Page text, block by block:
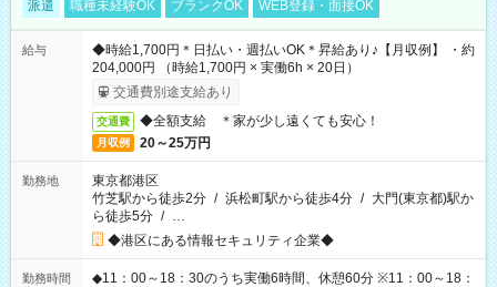
派遣 職種未経験OK ブランクOK WEB登録・面接OK
給与
◆時給1,700円＊日払い・週払いOK＊昇給あり♪【月収例】 ・約
204,000円 （時給1,700円 × 実働6h × 20日）
交通費別途支給あり
交通費 ◆全額支給 ＊家が少し遠くても安心！
月収例 20～25万円
勤務地
東京都港区
竹芝駅から徒歩2分 / 浜松町駅から徒歩4分 / 大門(東京都)駅か
ら徒歩5分 / …
◆港区にある情報セキュリティ企業◆
勤務時間
◆11：00～18：30のうち実働6時間、休憩60分 ※11：00～18：